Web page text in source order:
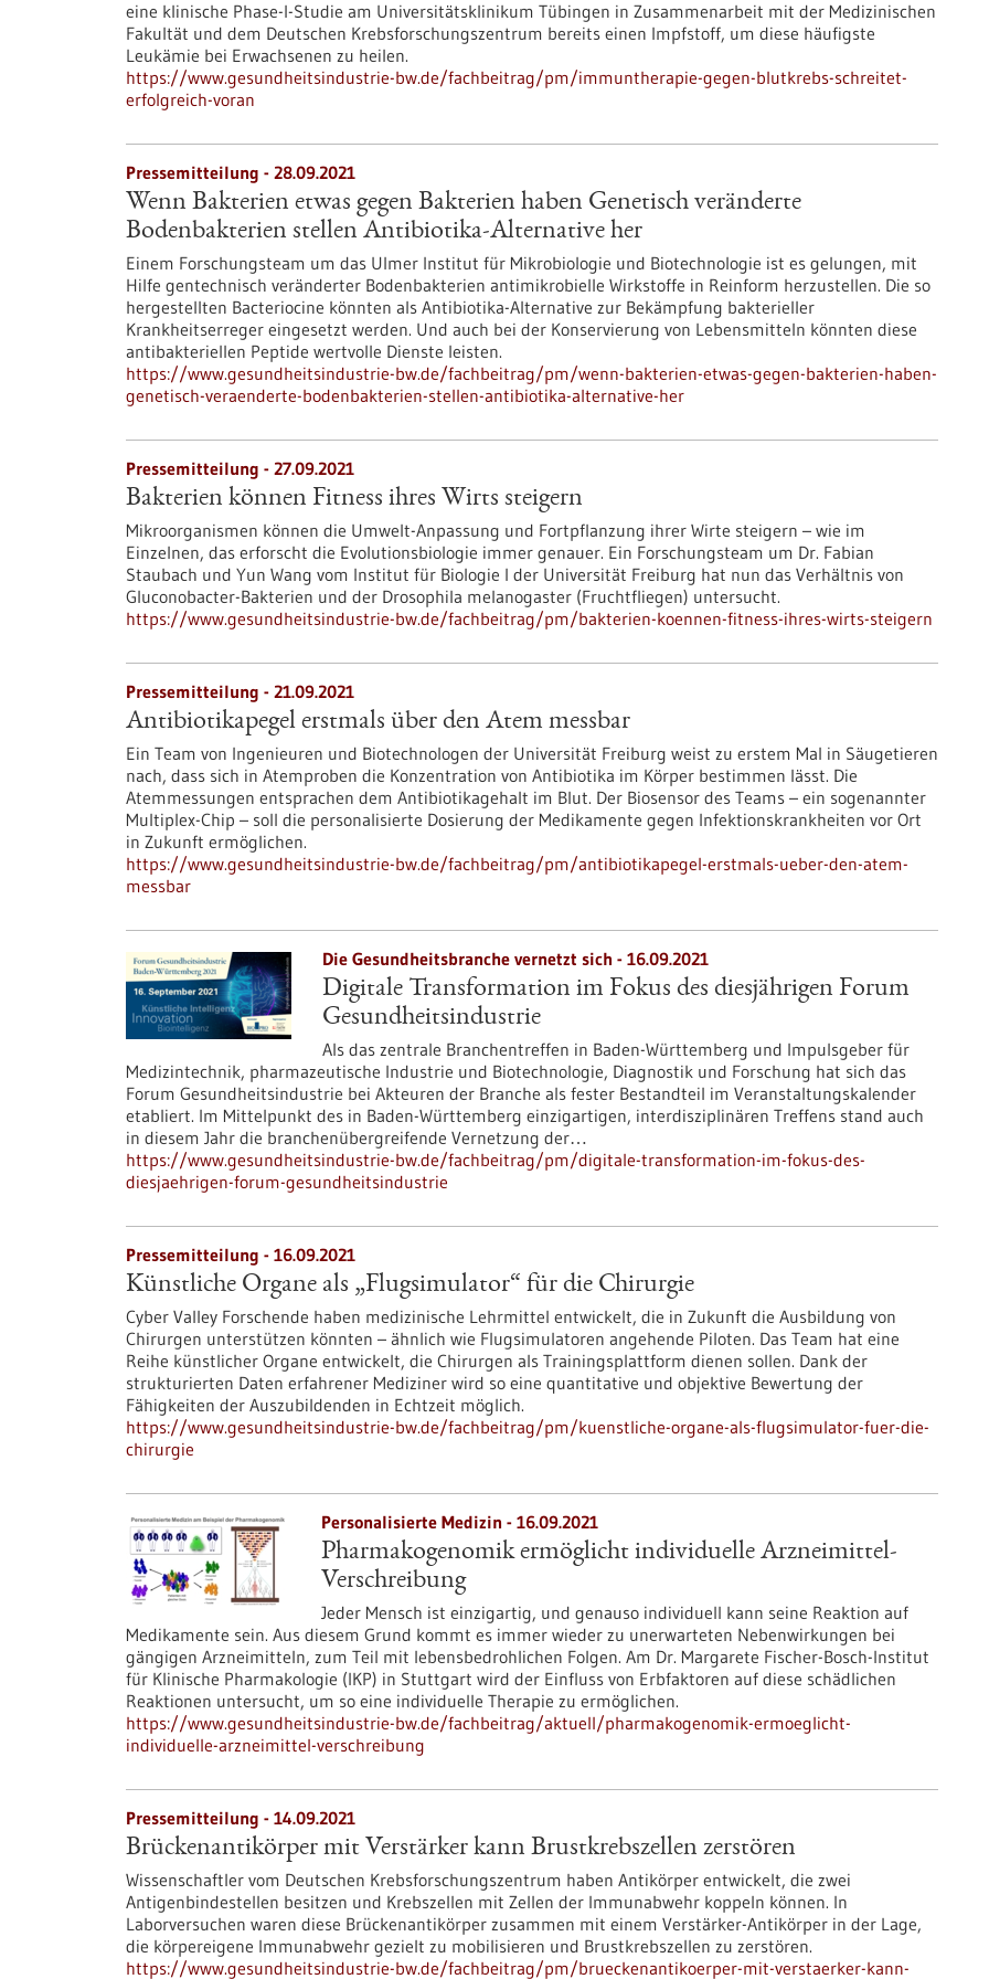
eine klinische Phase-I-Studie am Universitätsklinikum Tübingen in Zusammenarbeit mit der Medizinischen
Fakultät und dem Deutschen Krebsforschungszentrum bereits einen Impfstoff, um diese häufigste
Leukämie bei Erwachsenen zu heilen.
https://www.gesundheitsindustrie-bw.de/fachbeitrag/pm/immuntherapie-gegen-blutkrebs-schreitet-
erfolgreich-voran
Pressemitteilung - 28.09.2021
Wenn Bakterien etwas gegen Bakterien haben Genetisch veränderte
Bodenbakterien stellen Antibiotika-Alternative her
Einem Forschungsteam um das Ulmer Institut für Mikrobiologie und Biotechnologie ist es gelungen, mit
Hilfe gentechnisch veränderter Bodenbakterien antimikrobielle Wirkstoffe in Reinform herzustellen. Die so
hergestellten Bacteriocine könnten als Antibiotika-Alternative zur Bekämpfung bakterieller
Krankheitserreger eingesetzt werden. Und auch bei der Konservierung von Lebensmitteln könnten diese
antibakteriellen Peptide wertvolle Dienste leisten.
https://www.gesundheitsindustrie-bw.de/fachbeitrag/pm/wenn-bakterien-etwas-gegen-bakterien-haben-
genetisch-veraenderte-bodenbakterien-stellen-antibiotika-alternative-her
Pressemitteilung - 27.09.2021
Bakterien können Fitness ihres Wirts steigern
Mikroorganismen können die Umwelt-Anpassung und Fortpflanzung ihrer Wirte steigern – wie im
Einzelnen, das erforscht die Evolutionsbiologie immer genauer. Ein Forschungsteam um Dr. Fabian
Staubach und Yun Wang vom Institut für Biologie I der Universität Freiburg hat nun das Verhältnis von
Gluconobacter-Bakterien und der Drosophila melanogaster (Fruchtfliegen) untersucht.
https://www.gesundheitsindustrie-bw.de/fachbeitrag/pm/bakterien-koennen-fitness-ihres-wirts-steigern
Pressemitteilung - 21.09.2021
Antibiotikapegel erstmals über den Atem messbar
Ein Team von Ingenieuren und Biotechnologen der Universität Freiburg weist zu erstem Mal in Säugetieren
nach, dass sich in Atemproben die Konzentration von Antibiotika im Körper bestimmen lässt. Die
Atemmessungen entsprachen dem Antibiotikagehalt im Blut. Der Biosensor des Teams – ein sogenannter
Multiplex-Chip – soll die personalisierte Dosierung der Medikamente gegen Infektionskrankheiten vor Ort
in Zukunft ermöglichen.
https://www.gesundheitsindustrie-bw.de/fachbeitrag/pm/antibiotikapegel-erstmals-ueber-den-atem-
messbar
Die Gesundheitsbranche vernetzt sich - 16.09.2021
Digitale Transformation im Fokus des diesjährigen Forum
Gesundheitsindustrie
Als das zentrale Branchentreffen in Baden-Württemberg und Impulsgeber für
Medizintechnik, pharmazeutische Industrie und Biotechnologie, Diagnostik und Forschung hat sich das
Forum Gesundheitsindustrie bei Akteuren der Branche als fester Bestandteil im Veranstaltungskalender
etabliert. Im Mittelpunkt des in Baden-Württemberg einzigartigen, interdisziplinären Treffens stand auch
in diesem Jahr die branchenübergreifende Vernetzung der…
https://www.gesundheitsindustrie-bw.de/fachbeitrag/pm/digitale-transformation-im-fokus-des-
diesjaehrigen-forum-gesundheitsindustrie
Pressemitteilung - 16.09.2021
Künstliche Organe als „Flugsimulator“ für die Chirurgie
Cyber Valley Forschende haben medizinische Lehrmittel entwickelt, die in Zukunft die Ausbildung von
Chirurgen unterstützen könnten – ähnlich wie Flugsimulatoren angehende Piloten. Das Team hat eine
Reihe künstlicher Organe entwickelt, die Chirurgen als Trainingsplattform dienen sollen. Dank der
strukturierten Daten erfahrener Mediziner wird so eine quantitative und objektive Bewertung der
Fähigkeiten der Auszubildenden in Echtzeit möglich.
https://www.gesundheitsindustrie-bw.de/fachbeitrag/pm/kuenstliche-organe-als-flugsimulator-fuer-die-
chirurgie
Personalisierte Medizin - 16.09.2021
Pharmakogenomik ermöglicht individuelle Arzneimittel-
Verschreibung
Jeder Mensch ist einzigartig, und genauso individuell kann seine Reaktion auf
Medikamente sein. Aus diesem Grund kommt es immer wieder zu unerwarteten Nebenwirkungen bei
gängigen Arzneimitteln, zum Teil mit lebensbedrohlichen Folgen. Am Dr. Margarete Fischer-Bosch-Institut
für Klinische Pharmakologie (IKP) in Stuttgart wird der Einfluss von Erbfaktoren auf diese schädlichen
Reaktionen untersucht, um so eine individuelle Therapie zu ermöglichen.
https://www.gesundheitsindustrie-bw.de/fachbeitrag/aktuell/pharmakogenomik-ermoeglicht-
individuelle-arzneimittel-verschreibung
Pressemitteilung - 14.09.2021
Brückenantikörper mit Verstärker kann Brustkrebszellen zerstören
Wissenschaftler vom Deutschen Krebsforschungszentrum haben Antikörper entwickelt, die zwei
Antigenbindestellen besitzen und Krebszellen mit Zellen der Immunabwehr koppeln können. In
Laborversuchen waren diese Brückenantikörper zusammen mit einem Verstärker-Antikörper in der Lage,
die körpereigene Immunabwehr gezielt zu mobilisieren und Brustkrebszellen zu zerstören.
https://www.gesundheitsindustrie-bw.de/fachbeitrag/pm/brueckenantikoerper-mit-verstaerker-kann-